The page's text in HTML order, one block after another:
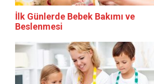
İlk Günlerde Bebek Bakımı ve
Beslenmesi